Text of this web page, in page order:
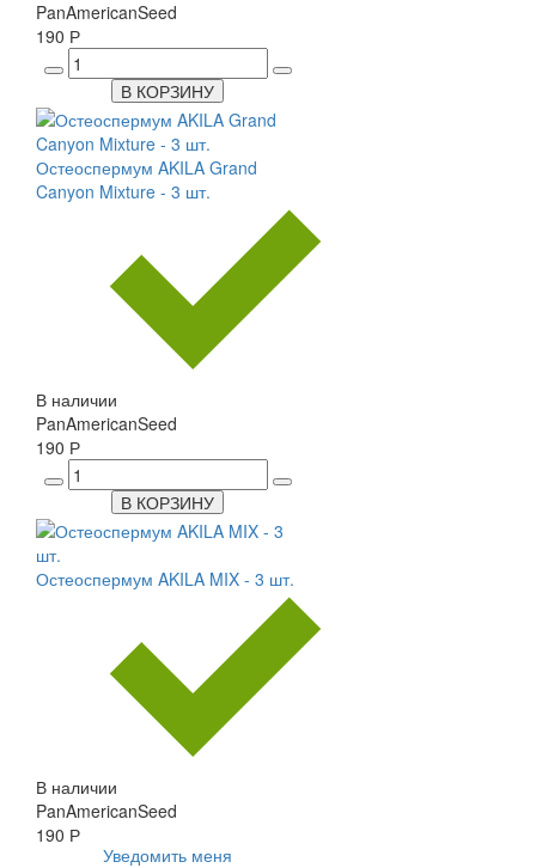
PanAmericanSeed
190 Р
В КОРЗИНУ
Остеоспермум AKILA Grand
Canyon Mixture - 3 шт.
В наличии
PanAmericanSeed
190 Р
В КОРЗИНУ
Остеоспермум AKILA MIX - 3 шт.
В наличии
PanAmericanSeed
190 Р
Уведомить меня